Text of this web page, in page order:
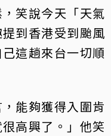
笑說今天「天氣
到香港受到颱風
這趟來台一切順
能夠獲得入圍肯
高興了。」他笑